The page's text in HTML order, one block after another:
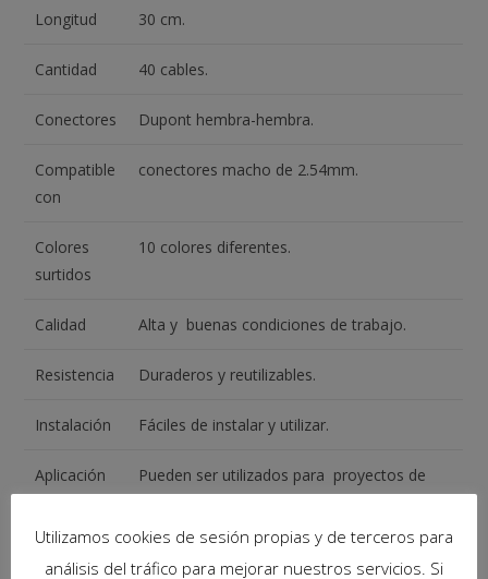
Longitud 30 cm.
Cantidad 40 cables.
Conectores Dupont hembra-hembra.
Compatible
con
conectores macho de 2.54mm.
Colores
surtidos
10 colores diferentes.
Calidad Alta y buenas condiciones de trabajo.
Resistencia Duraderos y reutilizables.
Instalación Fáciles de instalar y utilizar.
Aplicación
Pueden ser utilizados para proyectos de
Utilizamos cookies de sesión propias y de terceros para
análisis del tráfico para mejorar nuestros servicios. Si